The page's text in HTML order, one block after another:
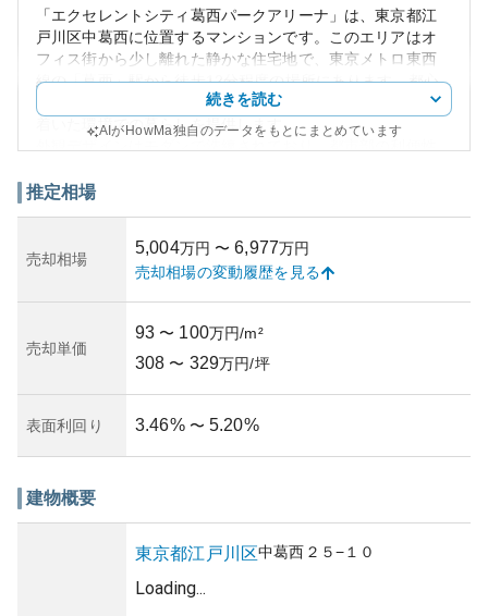
「エクセレントシティ葛西パークアリーナ」は、東京都江
戸川区中葛西に位置するマンションです。このエリアはオ
フィス街から少し離れた静かな住宅地で、東京メトロ東西
線の「葛西」駅から徒歩12分程度の場所にあります。都心
へのアクセスも良好で、生活の利便性を確保しつつ、落ち
着いた環境での暮らしを提供します。
スーパーマーケットもあり、日常生活の利便性が高いで
資産性に関しては、江戸川区は比較的地価が安定してお
り、長期的な視野で見ても安定した投資価値を期待できま
す。しかし、築年数と地域の発展度合いに依存するため、
所有リスクとしては、地震や洪水などの自然災害リスクが
あります。江戸川区は特に水害のリスクが考えられるた
といった特徴を持つマンションです。
続きを読む
AIがHowMa独自のデータをもとにまとめています
推定相場
売却相場
5,004万円 〜 6,977万円
売却相場の変動履歴を見る
売却単価
93 〜 100万円/m²
308 〜 329万円/坪
表面利回り 3.46% 〜 5.20%
建物概要
東京都江戸川区中葛西 ２５−１０
Loading...